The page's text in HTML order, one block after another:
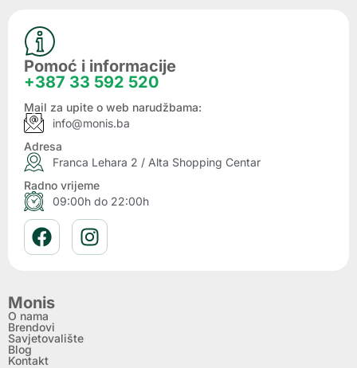
Pomoć i informacije
+387 33 592 520
Mail za upite o web narudžbama:
info@monis.ba
Adresa
Franca Lehara 2 / Alta Shopping Centar
Radno vrijeme
09:00h do 22:00h
Monis
O nama
Brendovi
Savjetovalište
Blog
Kontakt